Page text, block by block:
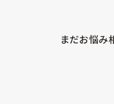
まだお悩み